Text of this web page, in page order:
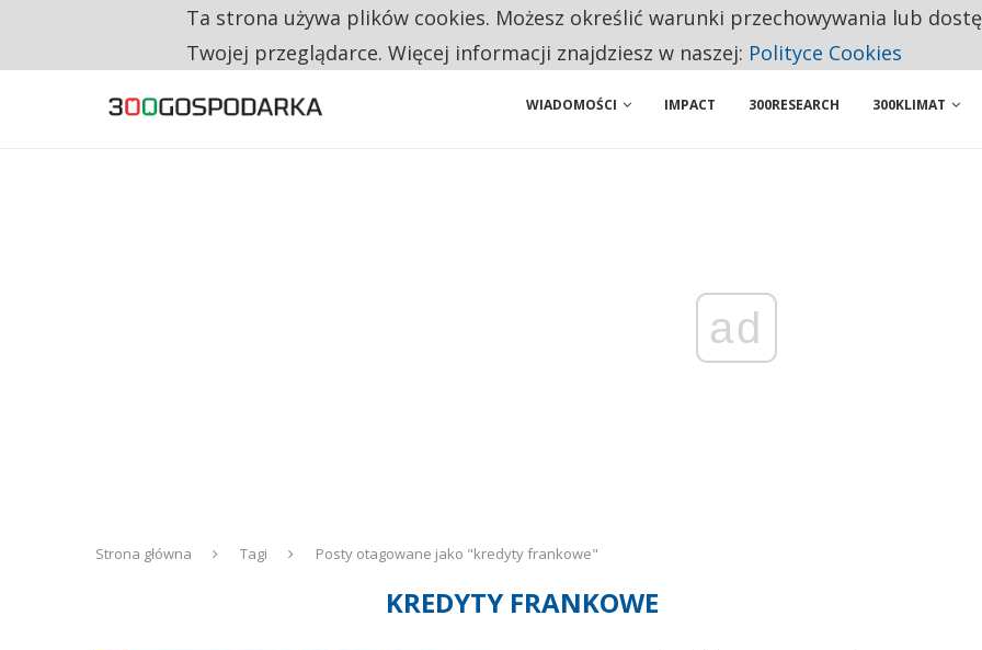
RESTRYKCJE CHIN UDERZAJĄ W EUROPEJSKI PRZEMYSŁ. NA LIŚCIE SĄ DWA PODMIOTY Z POLSKI
CO TRZECIĄ ZŁOTÓWKĘ Z EMERYTURY SENIORZY PRZEZNACZAJĄ NA PODSTAWOWE ZAKUPY
WIADOMOŚCI IMPACT 300RESEARCH 300KLIMAT
ad
Strona główna Tagi Posty otagowane jako "kredyty frankowe"
KREDYTY FRANKOWE
Ta strona używa plików cookies. Możesz określić warunki przechowywania lub
Twojej przeglądarce. Więcej informacji znajdziesz w naszej: Polityce Cookies